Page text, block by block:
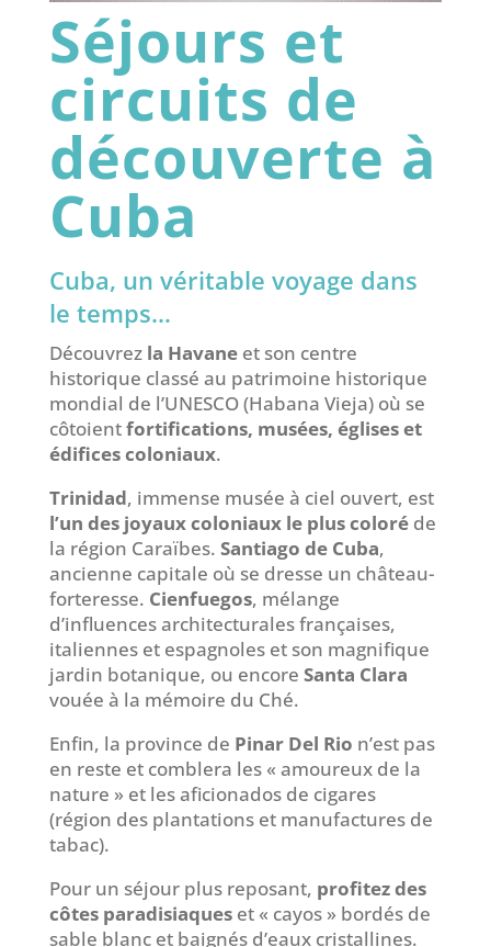
Séjours et
circuits de
découverte à
Cuba
Cuba, un véritable voyage dans
le temps…
Découvrez la Havaneet son centre
historique classé au patrimoine historique
mondial de l’UNESCO (Habana Vieja) où se
côtoientfortifications, musées, églises et
édifices coloniaux.
Trinidad, immense musée à ciel ouvert, est
l’un des joyaux coloniaux le plus coloré de
la région Caraïbes. Santiago de Cuba,
ancienne capitale où se dresse un château-
forteresse. Cienfuegos, mélange
d’influences architecturales françaises,
italiennes et espagnoles et son magnifique
jardin botanique, ou encore Santa Clara
vouée à la mémoire du Ché.
Enfin, la province de Pinar Del Rio n’est pas
en reste et comblera les « amoureux de la
nature » et les aficionados de cigares
(région des plantations et manufactures de
tabac).
Pour un séjour plus reposant, profitez des
côtes paradisiaqueset « cayos » bordés de
sable blanc et baignés d’eaux cristallines.